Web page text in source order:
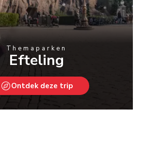
Themaparken
Efteling
Ontdek deze trip